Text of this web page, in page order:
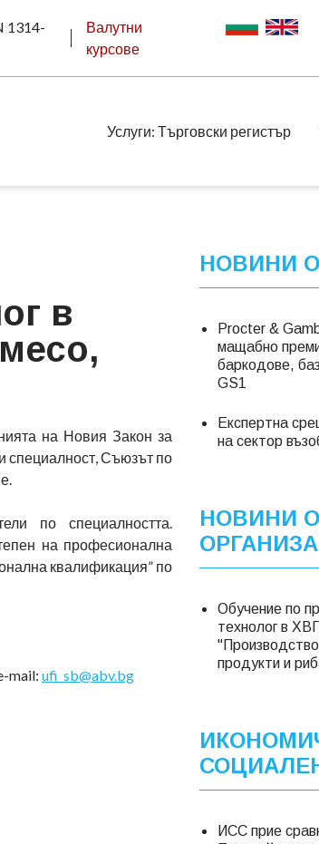
1314-
Валутни
курсове
Услуги: Търговски регистър
в
на Новия Закон за
специалност, Съюзът по
по специалността.
на професионална
квалификация” по
mail: ufi_sb@abv.bg
НОВИНИ
Procter &
мащабно
баркодове,
GS1
Експертна
на сектор
НОВИНИ
Обучение по
технолог в
продукти и
ИСС прие